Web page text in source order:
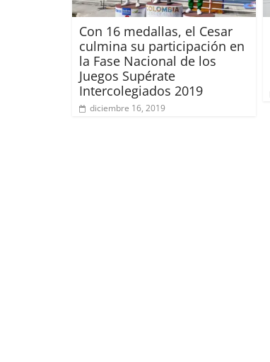
Con 16 medallas, el Cesar
culmina su participación en
la Fase Nacional de los
Juegos Supérate
Intercolegiados 2019
diciembre 16, 2019